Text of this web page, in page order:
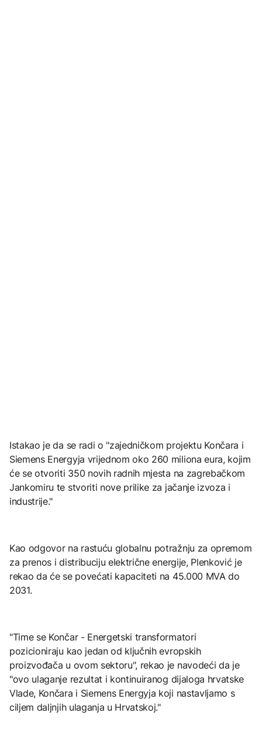
Istakao je da se radi o "zajedničkom projektu Končara i
Siemens Energyja vrijednom oko 260 miliona eura, kojim
će se otvoriti 350 novih radnih mjesta na zagrebačkom
Jankomiru te stvoriti nove prilike za jačanje izvoza i
industrije."
Kao odgovor na rastuću globalnu potražnju za opremom
za prenos i distribuciju električne energije, Plenković je
rekao da će se povećati kapaciteti na 45.000 MVA do
2031.
"Time se Končar - Energetski transformatori
pozicioniraju kao jedan od ključnih evropskih
proizvođača u ovom sektoru", rekao je navodeći da je
"ovo ulaganje rezultat i kontinuiranog dijaloga hrvatske
Vlade, Končara i Siemens Energyja koji nastavljamo s
ciljem daljnjih ulaganja u Hrvatskoj."